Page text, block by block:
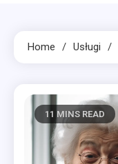
Home Usługi
11 MINS READ